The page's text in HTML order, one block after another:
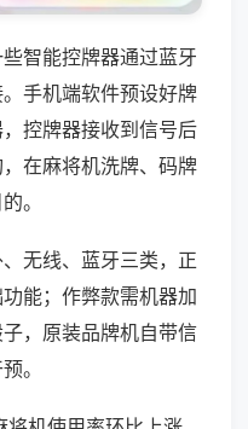
智能控牌器通过蓝牙
手机端软件预设好牌
控牌器接收到信号后
在麻将机洗牌、码牌
。
无线、蓝牙三类，正
能；作弊款需机器加
，原装品牌机自带信
。